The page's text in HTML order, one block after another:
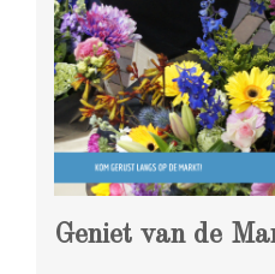
Geniet van de